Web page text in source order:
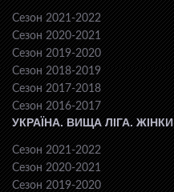
Сезон 2021-2022
Сезон 2020-2021
Сезон 2019-2020
Сезон 2018-2019
Сезон 2017-2018
Сезон 2016-2017
УКРАЇНА. ВИЩА ЛІГА. ЖІНКИ
Сезон 2021-2022
Сезон 2020-2021
Сезон 2019-2020